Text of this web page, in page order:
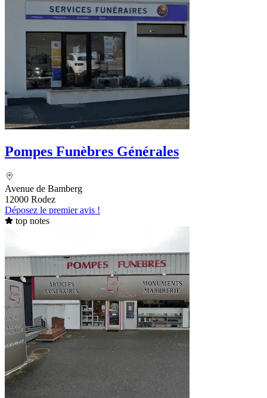
Pompes Funèbres Générales
Avenue de Bamberg
12000 Rodez
Déposez le premier avis !
top notes